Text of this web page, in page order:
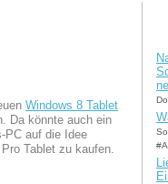
Windows 8 Tablet
Da könnte auch ein
PC auf die Idee
Tablet zu kaufen.